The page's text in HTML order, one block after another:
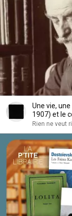
Une vie,
1907) et le
Rien ne veut